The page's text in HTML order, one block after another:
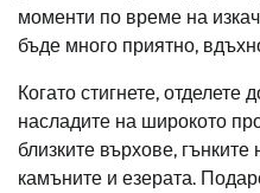
моменти по време на
бъде много приятно,
Когато стигнете, отделете
насладите на широкото
близките върхове,
камъните и езерата.